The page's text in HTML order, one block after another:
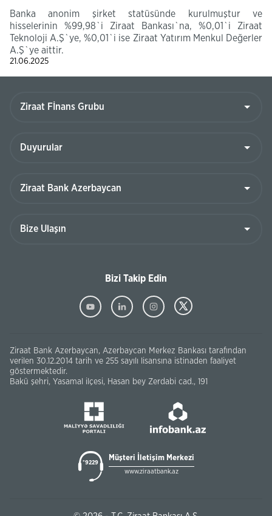
Banka anonim şirket statüsünde kurulmuştur ve
hisselerinin %99,98`i Ziraat Bankası`na, %0,01`i Ziraat
Teknoloji A.Ş`ye, %0,01`i ise Ziraat Yatırım Menkul Değerler
A.Ş`ye aittir.
21.06.2025
Bizi Takip Edin
Ziraat Bank Azerbaycan, Azerbaycan Merkez Bankası tarafından
verilen 30.12.2014 tarih ve 255 sayılı lisansına istinaden faaliyet
göstermektedir.
Bakü şehri, Yasamal ilçesi, Hasan bey Zerdabi cad., 191
*9229
Müşteri İletişim Merkezi
www.ziraatbank.az